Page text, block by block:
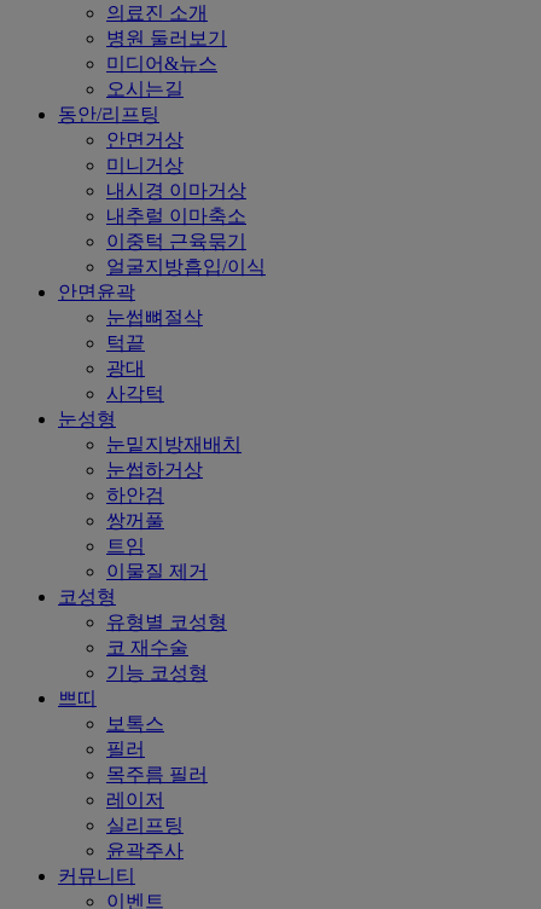
의료진 소개
병원 둘러보기
미디어&뉴스
오시는길
동안/리프팅
안면거상
미니거상
내시경 이마거상
내추럴 이마축소
이중턱 근육묶기
얼굴지방흡입/이식
안면윤곽
눈썹뼈절삭
턱끝
광대
사각턱
눈성형
눈밑지방재배치
눈썹하거상
하안검
쌍꺼풀
트임
이물질 제거
코성형
유형별 코성형
코 재수술
기능 코성형
쁘띠
보톡스
필러
목주름 필러
레이저
실리프팅
윤곽주사
커뮤니티
이벤트